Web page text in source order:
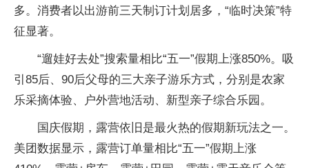
多。消费者以出游前三天制订计划居多，“临时决策”特
征显著。
“遛娃好去处”搜索量相比“五一”假期上涨850%。吸
引85后、90后父母的三大亲子游乐方式，分别是农家
乐采摘体验、户外营地活动、新型亲子综合乐园。
国庆假期，露营依旧是最火热的假期新玩法之一。
美团数据显示，露营订单量相比“五一”假期上涨